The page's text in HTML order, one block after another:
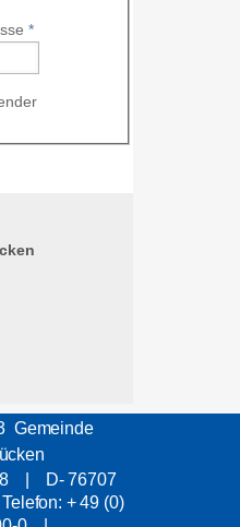
*
Gemeinde
| D- 76707
+ 49 (0)